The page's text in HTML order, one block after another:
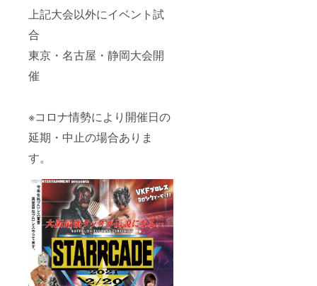
上記大会以外にイベント試
合
東京・名古屋・静岡大会開
催
※コロナ情勢により開催日の
延期・中止の場合ありま
す。